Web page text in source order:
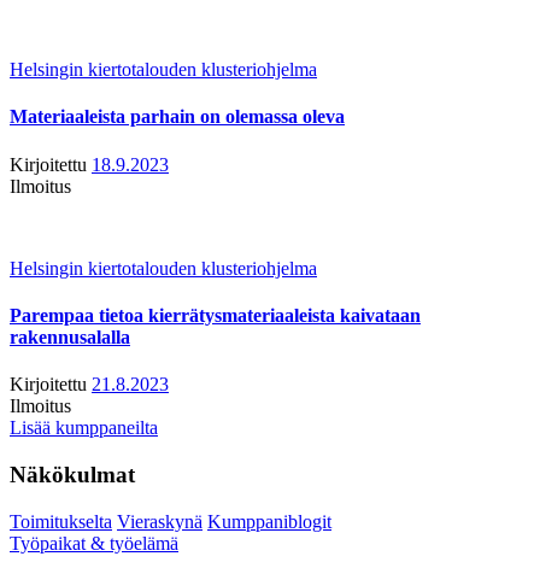
Helsingin kiertotalouden klusteriohjelma
Materiaaleista parhain on olemassa oleva
Kirjoitettu 18.9.2023
Ilmoitus
Helsingin kiertotalouden klusteriohjelma
Parempaa tietoa kierrätysmateriaaleista kaivataan
rakennusalalla
Kirjoitettu 21.8.2023
Ilmoitus
Lisää kumppaneilta
Näkökulmat
Toimitukselta Vieraskynä Kumppaniblogit
Työpaikat & työelämä